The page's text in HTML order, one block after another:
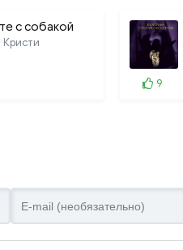
с собакой
Кристи
9